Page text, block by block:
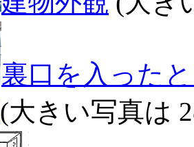
裏口を入った
(大きい写真は